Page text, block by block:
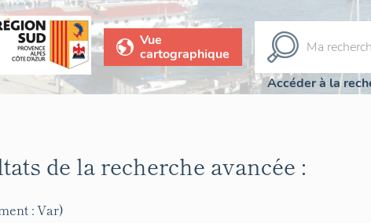
Vue
cartographique
Accéder à la
de la recherche avancée :
: Var)